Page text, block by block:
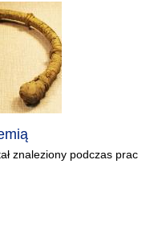
znaleziony podczas prac